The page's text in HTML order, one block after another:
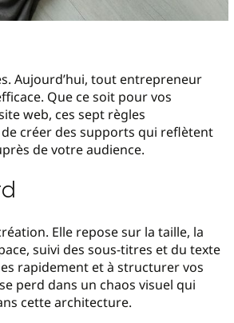
Aujourd’hui, tout entrepreneur
Que ce soit pour vos
web, ces sept règles
créer des supports qui reflètent
de votre audience.
Elle repose sur la taille, la
suivi des sous-titres et du texte
rapidement et à structurer vos
perd dans un chaos visuel qui
cette architecture.